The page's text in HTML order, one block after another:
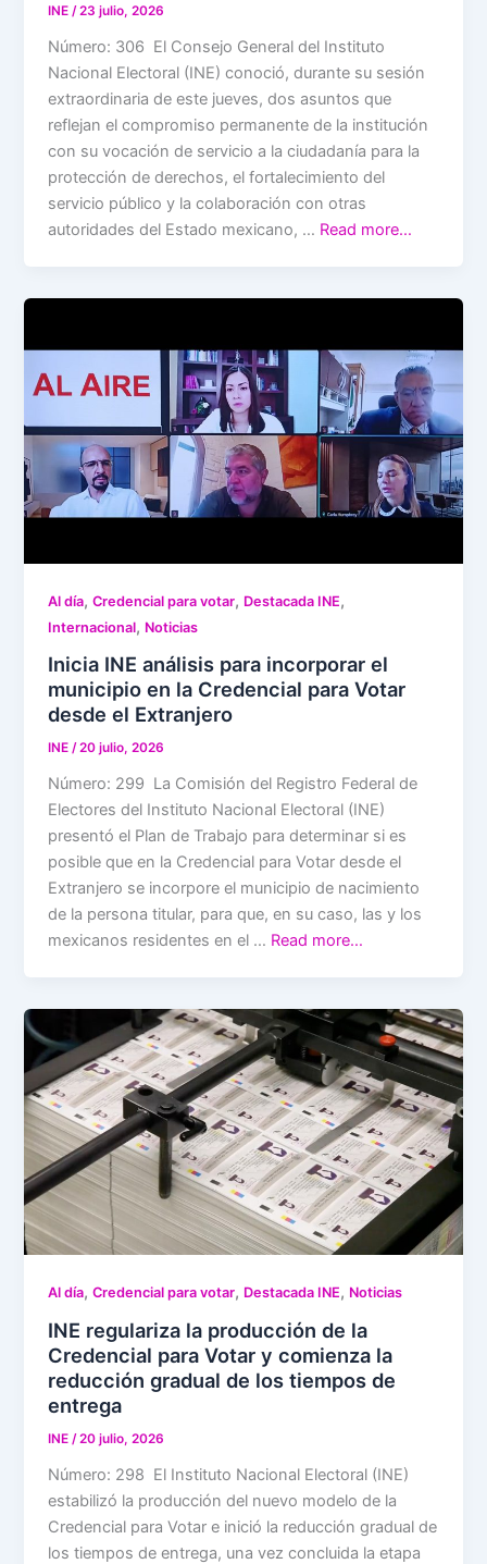
INE/23 julio, 2026
Número: 306 El Consejo General del Instituto
Nacional Electoral (INE) conoció, durante su sesión
extraordinaria de este jueves, dos asuntos que
reflejan el compromiso permanente de la institución
con su vocación de servicio a la ciudadanía para la
protección de derechos, el fortalecimiento del
servicio público y la colaboración con otras
autoridades del Estado mexicano, … Read more…
Al día,Credencial para votar, Destacada INE,
Internacional, Noticias
Inicia INE análisis para incorporar el
municipio en la Credencial para Votar
desde el Extranjero
INE/20 julio, 2026
Número: 299 La Comisión del Registro Federal de
Electores del Instituto Nacional Electoral (INE)
presentó el Plan de Trabajo para determinar si es
posible que en la Credencial para Votar desde el
Extranjero se incorpore el municipio de nacimiento
de la persona titular, para que, en su caso, las y los
mexicanos residentes en el … Read more…
Al día,Credencial para votar, Destacada INE, Noticias
INE regulariza la producción de la
Credencial para Votar y comienza la
reducción gradual de los tiempos de
entrega
INE /20 julio, 2026
Número: 298 El Instituto Nacional Electoral (INE)
estabilizó la producción del nuevo modelo de la
Credencial para Votar e inició la reducción gradual de
los tiempos de entrega, una vez concluida la etapa